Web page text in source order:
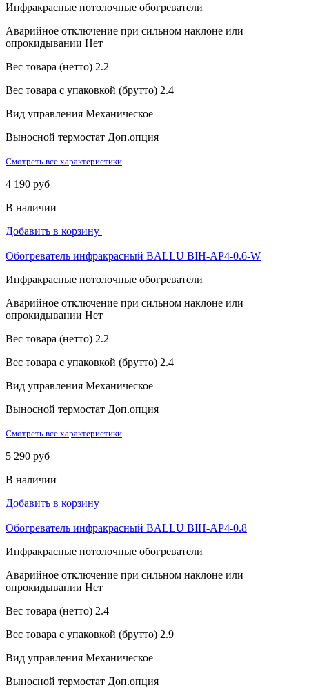
Инфракрасные потолочные обогреватели
Аварийное отключение при сильном наклоне или
опрокидывании Нет
Вес товара (нетто) 2.2
Вес товара с упаковкой (брутто) 2.4
Вид управления Механическое
Выносной термостат Доп.опция
Смотреть все характеристики
4 190 руб
В наличии
Добавить в корзину
Обогреватель инфракрасный BALLU BIH-AP4-0.6-W
Инфракрасные потолочные обогреватели
Аварийное отключение при сильном наклоне или
опрокидывании Нет
Вес товара (нетто) 2.2
Вес товара с упаковкой (брутто) 2.4
Вид управления Механическое
Выносной термостат Доп.опция
Смотреть все характеристики
5 290 руб
В наличии
Добавить в корзину
Обогреватель инфракрасный BALLU BIH-AP4-0.8
Инфракрасные потолочные обогреватели
Аварийное отключение при сильном наклоне или
опрокидывании Нет
Вес товара (нетто) 2.4
Вес товара с упаковкой (брутто) 2.9
Вид управления Механическое
Выносной термостат Доп.опция